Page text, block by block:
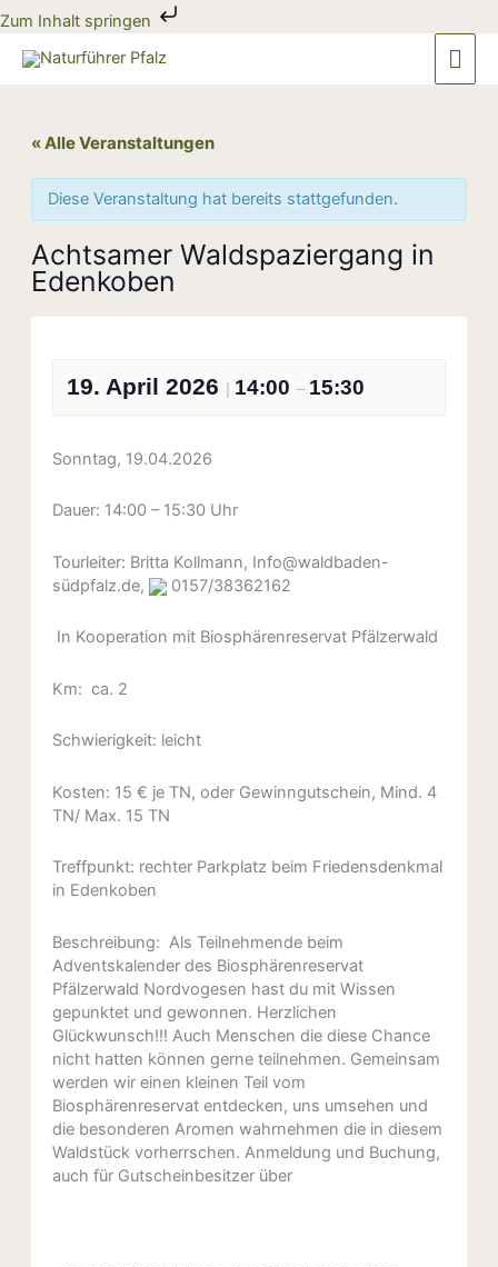
Zum Inhalt springen
Zum
Inhalt
springen
« Alle Veranstaltungen
Diese Veranstaltung hat bereits stattgefunden.
Achtsamer Waldspaziergang in
Edenkoben
19. April 2026 | 14:00– 15:30
Sonntag, 19.04.2026
Dauer: 14:00 – 15:30 Uhr
Tourleiter: Britta Kollmann, Info@waldbaden-
südpfalz.de,
0157/38362162
In Kooperation mit Biosphärenreservat Pfälzerwald
Km: ca. 2
Schwierigkeit: leicht
Kosten: 15 € je TN, oder Gewinngutschein, Mind. 4
TN/ Max. 15 TN
Treffpunkt: rechter Parkplatz beim Friedensdenkmal
in Edenkoben
Beschreibung: Als Teilnehmende beim
Adventskalender des Biosphärenreservat
Pfälzerwald Nordvogesen hast du mit Wissen
gepunktet und gewonnen. Herzlichen
Glückwunsch!!! Auch Menschen die diese Chance
nicht hatten können gerne teilnehmen. Gemeinsam
werden wir einen kleinen Teil vom
Biosphärenreservat entdecken, uns umsehen und
die besonderen Aromen wahrnehmen die in diesem
Waldstück vorherrschen. Anmeldung und Buchung,
auch für Gutscheinbesitzer über